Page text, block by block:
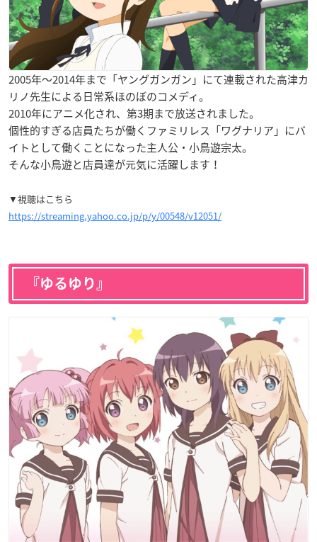
2005年〜2014年まで「ヤングガンガン」にて連載された高津カ
リノ先生による日常系ほのぼのコメディ。
2010年にアニメ化され、第3期まで放送されました。
個性的すぎる店員たちが働くファミリレス「ワグナリア」にバ
イトとして働くことになった主人公・小鳥遊宗太。
そんな小鳥遊と店員達が元気に活躍します！
▼視聴はこちら
https://streaming.yahoo.co.jp/p/y/00548/v12051/
『ゆるゆり』